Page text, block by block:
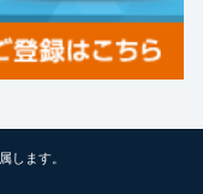
します。